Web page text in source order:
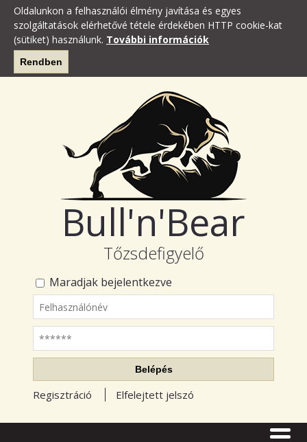
Oldalunkon a felhasználói élmény javítása és egyes
szolgáltatások elérhetővé tétele érdekében HTTP cookie-kat
(sütiket) használunk. További információk
Rendben
Bull'n'Bear
Tőzsdefigyelő
Maradjak bejelentkezve
Felhasználónév
Jelszó
Belépés
Regisztráció Elfelejtett jelszó